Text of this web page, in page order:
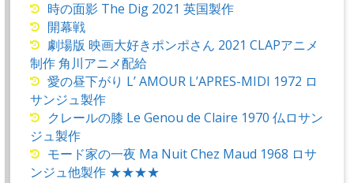
時の面影 The Dig 2021 英国製作
開幕戦
劇場版 映画大好きポンポさん 2021 CLAPアニメ
制作 角川アニメ配給
愛の昼下がり L’ AMOUR L’APRES-MIDI 1972 ロ
サンジュ製作
クレールの膝 Le Genou de Claire 1970 仏ロサン
ジュ製作
モード家の一夜 Ma Nuit Chez Maud 1968 ロサ
ンジュ他製作 ★★★★